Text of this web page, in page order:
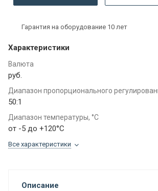
Гарантия на оборудование 10 лет
Характеристики
Валюта
руб.
Диапазон пропорционального
50:1
Диапазон температуры, °C
от -5 до +120°C
Все характеристики
Описание